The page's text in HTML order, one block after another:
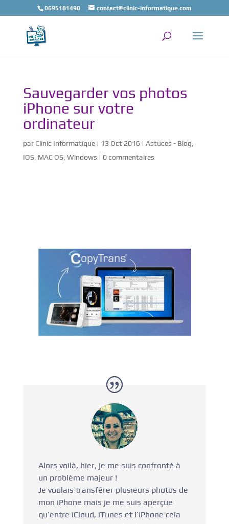
0695181490 contact@clinic-informatique.com
Sauvegarder vos photos
iPhone sur votre
ordinateur
par Clinic Informatique| 13 Oct 2016 | Astuces - Blog
IOS, MAC OS, Windows | 0 commentaires
Alors voilà, hier, je me suis confronté à
un problème majeur !
Je voulais transférer plusieurs photos de
mon iPhone mais je me suis aperçue
qu’entre iCloud, iTunes et l’iPhone cela